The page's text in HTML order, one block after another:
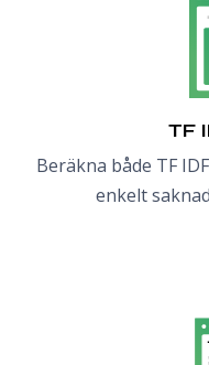
TF
Beräkna både TF
enkelt